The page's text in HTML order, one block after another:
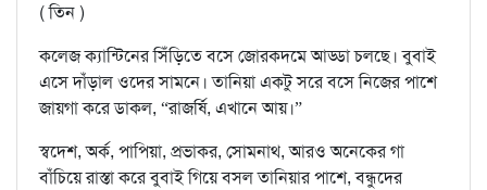
( তিন )
কলেজ ক্যান্টিনের সিঁড়িতে বসে জোরকদমে আড্ডা চলছে। বুবাই
এসে দাঁড়াল ওদের সামনে। তানিয়া একটু সরে বসে নিজের পাশে
জায়গা করে ডাকল, “রাজর্ষি, এখানে আয়।”
স্বদেশ, অর্ক, পাপিয়া, প্রভাকর, সোমনাথ, আরও অনেকের গা
বাঁচিয়ে রাস্তা করে বুবাই গিয়ে বসল তানিয়ার পাশে, বন্ধুদের